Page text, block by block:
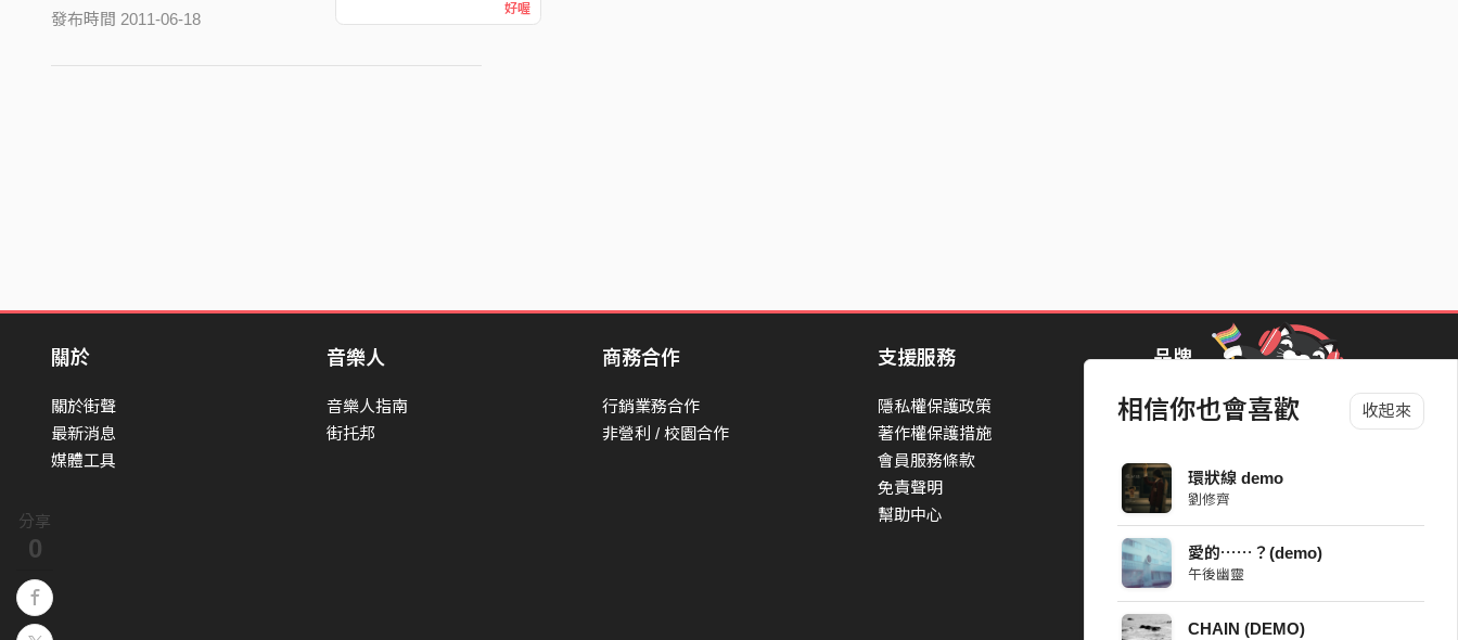
分享
0
相信你也會喜歡 收起來
環狀線 demo
劉修齊
愛的⋯⋯？(demo)
午後幽靈
CHAIN (DEMO)
好喔
發布時間 2011-06-18
關於
關於街聲
最新消息
媒體工具
音樂人
音樂人指南
街托邦
商務合作
行銷業務合作
非營利 / 校園合作
支援服務
隱私權保護政策
著作權保護措施
會員服務條款
免責聲明
幫助中心
品牌
StreetVoice Awards 街聲音樂獎
Blow 吹音樂
Packer 派歌
SimpleLife 簡單生活節
ParkPark Carnival
一起比 YEAH 吧